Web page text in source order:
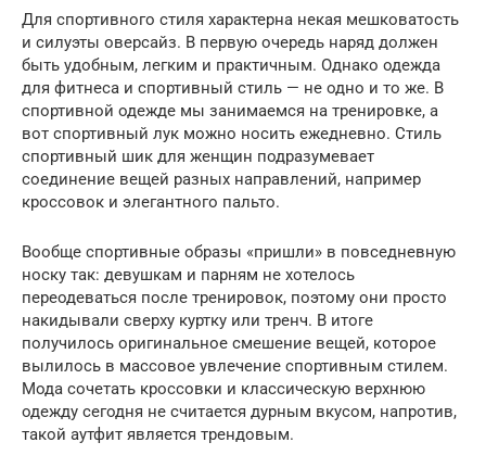
Для спортивного стиля характерна некая мешковатость
и силуэты оверсайз. В первую очередь наряд должен
быть удобным, легким и практичным. Однако одежда
для фитнеса и спортивный стиль — не одно и то же. В
спортивной одежде мы занимаемся на тренировке, а
вот спортивный лук можно носить ежедневно. Стиль
спортивный шик для женщин подразумевает
соединение вещей разных направлений, например
кроссовок и элегантного пальто.
Вообще спортивные образы «пришли» в повседневную
носку так: девушкам и парням не хотелось
переодеваться после тренировок, поэтому они просто
накидывали сверху куртку или тренч. В итоге
получилось оригинальное смешение вещей, которое
вылилось в массовое увлечение спортивным стилем.
Мода сочетать кроссовки и классическую верхнюю
одежду сегодня не считается дурным вкусом, напротив,
такой аутфит является трендовым.